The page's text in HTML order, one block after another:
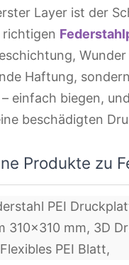
Layer ist der
Haftung,
einfach biegen, und
beschädigten
Produkte zu